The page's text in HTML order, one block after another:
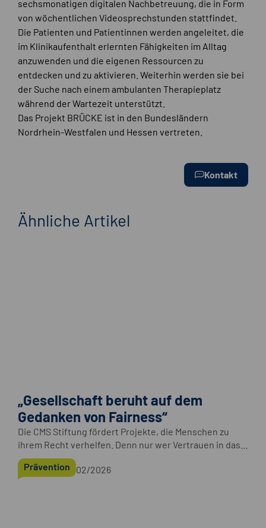
sechsmonatigen digitalen Nachbetreuung, die in Form
von wöchentlichen Videosprechstunden stattfindet.
Die Patienten und Patientinnen werden angeleitet, die
im Klinikaufenthalt erlernten Fähigkeiten im Alltag
anzuwenden und die eigenen Ressourcen zu
entdecken und zu aktivieren. Weiterhin werden sie bei
der Suche nach einem ambulanten Therapieplatz
während der Wartezeit unterstützt.
Das Projekt BRÜCKE ist in den Bundesländern
Nordrhein-Westfalen und Hessen vertreten.
Kontakt
Ähnliche Artikel
„Gesellschaft beruht auf dem
Gedanken von Fairness“
Die CMS Stiftung fördert Projekte, die Menschen zu
ihrem Recht verhelfen. Denn nur wer Vertrauen in das
Rechtssystem hat, vertraut auch der Gemeinschaft.
Prävention 02/2026